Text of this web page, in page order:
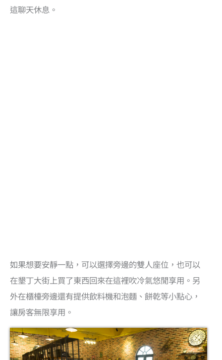
這聊天休息。
如果想要安靜一點，可以選擇旁邊的雙人座位，也可以
在墾丁大街上買了東西回來在這裡吹冷氣悠閒享用。另
外在櫃檯旁邊還有提供飲料機和泡麵、餅乾等小點心，
讓房客無限享用。